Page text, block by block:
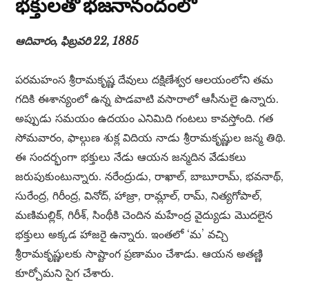
భక్తులతో భజనానందంలో
ఆదివారం, ఫిబ్రవరి 22, 1885
పరమహంస శ్రీరామకృష్ణ దేవులు దక్షిణేశ్వర ఆలయంలోని తమ
గదికి ఈశాన్యంలో ఉన్న పొడవాటి వసారాలో ఆసీనులై ఉన్నారు.
అప్పుడు సమయం ఉదయం ఎనిమిది గంటలు కావస్తోంది. గత
సోమవారం, ఫాల్గుణ శుక్ల విదియ నాడు శ్రీరామకృష్ణుల జన్మ తిథి.
ఈ సందర్భంగా భక్తులు నేడు ఆయన జన్మదిన వేడుకలు
జరుపుకుంటున్నారు. నరేంద్రుడు, రాఖాల్, బాబూరామ్, భవనాథ్,
సురేంద్ర, గిరీంద్ర, వినోద్, హాజ్రా, రామ్లాల్, రామ్, నిత్యగోపాల్,
మణిమల్లిక్, గిరీశ్, సింథీకి చెందిన మహేంద్ర వైద్యుడు మొదలైన
భక్తులు అక్కడ హాజరై ఉన్నారు. ఇంతలో ‘మ’ వచ్చి
శ్రీరామకృష్ణులకు సాష్టాంగ ప్రణామం చేశాడు. ఆయన అతణ్ణి
కూర్చోమని సైగ చేశారు.